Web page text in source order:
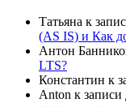
Татьяна к
(AS IS) и Как
Антон
LTS?
Константин к
Anton к записи